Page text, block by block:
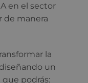
en el sector
de manera
la
un
podrás: